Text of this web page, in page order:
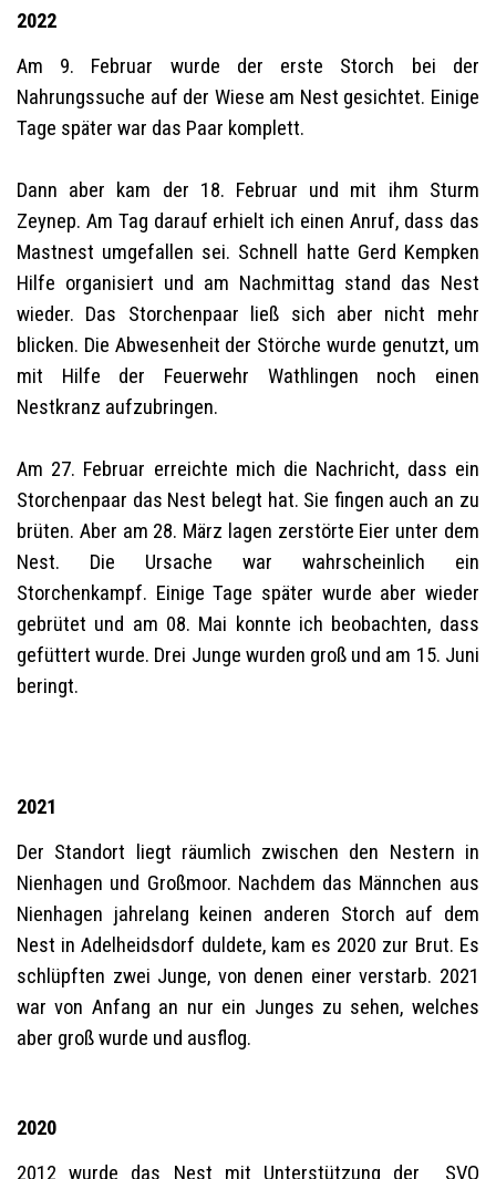
2022
Am 9. Februar wurde der erste Storch bei der
Nahrungssuche auf der Wiese am Nest gesichtet. Einige
Tage später war das Paar komplett.
Dann aber kam der 18. Februar und mit ihm Sturm
Zeynep. Am Tag darauf erhielt ich einen Anruf, dass das
Mastnest umgefallen sei. Schnell hatte Gerd Kempken
Hilfe organisiert und am Nachmittag stand das Nest
wieder. Das Storchenpaar ließ sich aber nicht mehr
blicken. Die Abwesenheit der Störche wurde genutzt, um
mit Hilfe der Feuerwehr Wathlingen noch einen
Nestkranz aufzubringen.
Am 27. Februar erreichte mich die Nachricht, dass ein
Storchenpaar das Nest belegt hat. Sie fingen auch an zu
brüten. Aber am 28. März lagen zerstörte Eier unter dem
Nest. Die Ursache war wahrscheinlich ein
Storchenkampf. Einige Tage später wurde aber wieder
gebrütet und am 08. Mai konnte ich beobachten, dass
gefüttert wurde. Drei Junge wurden groß und am 15. Juni
beringt.
2021
Der Standort liegt räumlich zwischen den Nestern in
Nienhagen und Großmoor. Nachdem das Männchen aus
Nienhagen jahrelang keinen anderen Storch auf dem
Nest in Adelheidsdorf duldete, kam es 2020 zur Brut. Es
schlüpften zwei Junge, von denen einer verstarb. 2021
war von Anfang an nur ein Junges zu sehen, welches
aber groß wurde und ausflog.
2020
2012 wurde das Nest mit Unterstützung der SVO